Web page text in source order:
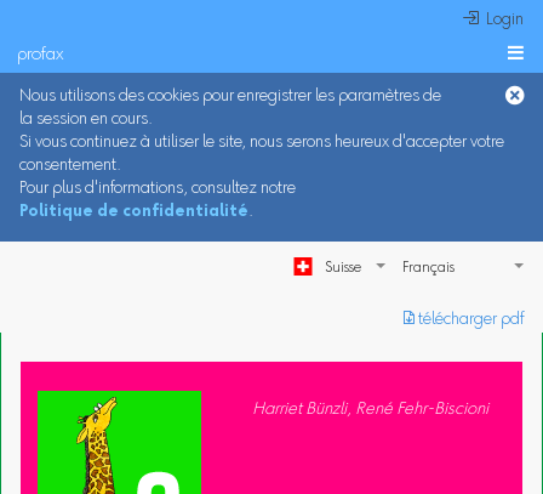
 Login
profax 
Nous utilisons des cookies pour enregistrer les paramètres de
la session en cours.
Si vous continuez à utiliser le site, nous serons heureux d'accepter votre
consentement.
Pour plus d'informations, consultez notre
Politique de confidentialité.
Suisse
︎ télécharger pdf
Harriet Bünzli, René Fehr-Biscioni